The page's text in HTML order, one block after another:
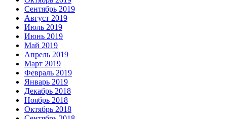
Сентябрь 2019
Август 2019
Июль 2019
Июнь 2019
Май 2019
Апрель 2019
Март 2019
Февраль 2019
Январь 2019
Декабрь 2018
Ноябрь 2018
Октябрь 2018